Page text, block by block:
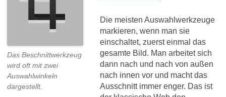
Das Beschnittwerkzeug
wird oft mit zwei
Auswahlwinkeln
dargestellt.
Die meisten Auswahlwerkzeuge
markieren, wenn man sie
einschaltet, zuerst einmal das
gesamte Bild. Man arbeitet sich
dann nach und nach von außen
nach innen vor und macht das
Ausschnitt immer enger. Das ist